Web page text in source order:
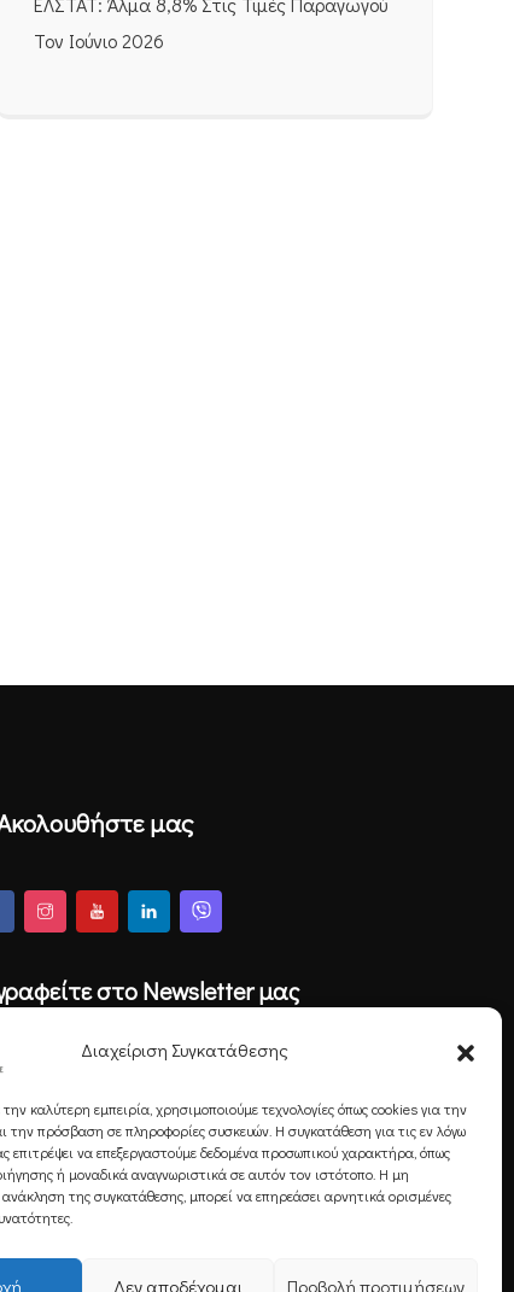
Διαχείριση Συγκατάθεσης
καλύτερη εμπειρία, χρησιμοποιούμε τεχνολογίες όπως cookies για την
την πρόσβαση σε πληροφορίες συσκευών. Η συγκατάθεση για τις εν λόγω
επιτρέψει να επεξεργαστούμε δεδομένα προσωπικού χαρακτήρα, όπως
ή μοναδικά αναγνωριστικά σε αυτόν τον ιστότοπο. Η μη
της συγκατάθεσης, μπορεί να επηρεάσει αρνητικά ορισμένες
Δεν αποδέχομαι Προβολή προτιμήσεων
Τον Ιούνιο 2026
μας
στο Newsletter μας
Εγγραφή